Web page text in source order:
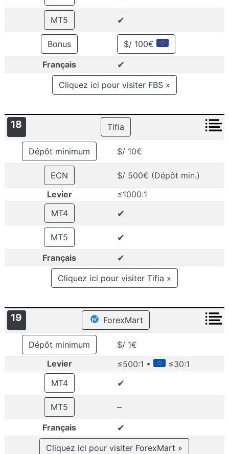
MT5 ✔
Bonus
$/ 100€
Français
✔
Cliquez ici pour visiter FBS »
18 Tifia
Dépôt minimum $/ 10€
ECN
$/ 500€ (Dépôt min.)
Levier
≤1000:1
MT4
✔
MT5 ✔
Français ✔
Cliquez ici pour visiter Tifia »
19 ForexMart
Dépôt minimum
$/ 1€
Levier
≤500:1 •
≤30:1
MT4
✔
MT5 –
Français ✔
Cliquez ici pour visiter ForexMart »